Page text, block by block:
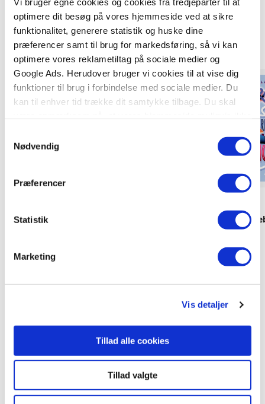
optimere dit besøg på vores hjemmeside ved at sikre
funktionalitet, generere statistik og huske dine
præferencer samt til brug for markedsføring, så vi kan
optimere vores reklametiltag på sociale medier og
Google Ads. Herudover bruger vi cookies til at vise dig
funktioner til brug i forbindelse med sociale medier. Du
kan til enhver tid trække dit samtykke tilbage. Du skal
tilbagetrækker et samtykke.
Nødvendig
Præferencer
Statistik
Marketing
Vis detaljer
Tillad alle cookies
Tillad valgte
Titler i serien
Fifi og Chili (1) - Tabertøsernes hævn
Fifi og Chili (2) -